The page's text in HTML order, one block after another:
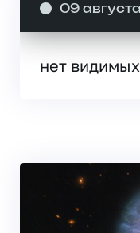
09 августа
нет